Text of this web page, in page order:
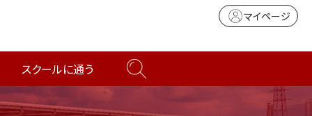
マイページ
スクールに通う